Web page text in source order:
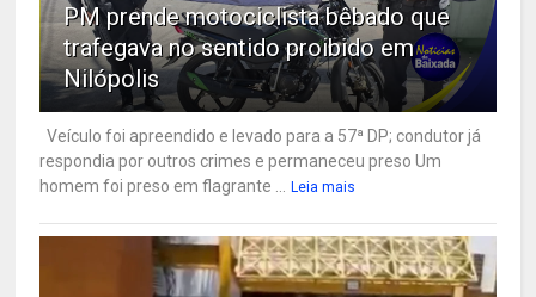
PM prende motociclista bêbado que
trafegava no sentido proibido em
Nilópolis
Veículo foi apreendido e levado para a 57ª DP; condutor já
respondia por outros crimes e permaneceu preso Um
homem foi preso em flagrante ...
Leia mais